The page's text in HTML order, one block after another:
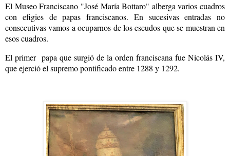
El Museo Franciscano "José María Bottaro" alberga varios cuadros
con efigies de papas franciscanos. En sucesivas entradas no
consecutivas vamos a ocuparnos de los escudos que se muestran en
esos cuadros.
El primer papa que surgió de la orden franciscana fue Nicolás IV,
que ejerció el supremo pontificado entre 1288 y 1292.